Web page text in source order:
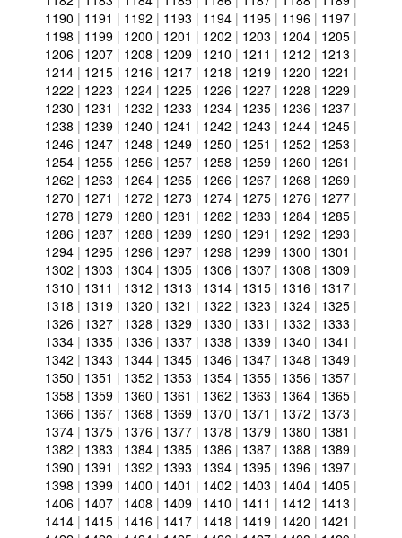
1190 | 1191 | 1192 | 1193 | 1194 | 1195 | 1196 | 1197 |
1198 | 1199 | 1200 | 1201 | 1202 | 1203 | 1204 | 1205 |
1206 | 1207 | 1208 | 1209 | 1210 | 1211 | 1212 | 1213 |
1214 | 1215 | 1216 | 1217 | 1218 | 1219 | 1220 | 1221 |
1222 | 1223 | 1224 | 1225 | 1226 | 1227 | 1228 | 1229 |
1230 | 1231 | 1232 | 1233 | 1234 | 1235 | 1236 | 1237 |
1238 | 1239 | 1240 | 1241 | 1242 | 1243 | 1244 | 1245 |
1246 | 1247 | 1248 | 1249 | 1250 | 1251 | 1252 | 1253 |
1254 | 1255 | 1256 | 1257 | 1258 | 1259 | 1260 | 1261 |
1262 | 1263 | 1264 | 1265 | 1266 | 1267 | 1268 | 1269 |
1270 | 1271 | 1272 | 1273 | 1274 | 1275 | 1276 | 1277 |
1278 | 1279 | 1280 | 1281 | 1282 | 1283 | 1284 | 1285 |
1286 | 1287 | 1288 | 1289 | 1290 | 1291 | 1292 | 1293 |
1294 | 1295 | 1296 | 1297 | 1298 | 1299 | 1300 | 1301 |
1302 | 1303 | 1304 | 1305 | 1306 | 1307 | 1308 | 1309 |
1310 | 1311 | 1312 | 1313 | 1314 | 1315 | 1316 | 1317 |
1318 | 1319 | 1320 | 1321 | 1322 | 1323 | 1324 | 1325 |
1326 | 1327 | 1328 | 1329 | 1330 | 1331 | 1332 | 1333 |
1334 | 1335 | 1336 | 1337 | 1338 | 1339 | 1340 | 1341 |
1342 | 1343 | 1344 | 1345 | 1346 | 1347 | 1348 | 1349 |
1350 | 1351 | 1352 | 1353 | 1354 | 1355 | 1356 | 1357 |
1358 | 1359 | 1360 | 1361 | 1362 | 1363 | 1364 | 1365 |
1366 | 1367 | 1368 | 1369 | 1370 | 1371 | 1372 | 1373 |
1374 | 1375 | 1376 | 1377 | 1378 | 1379 | 1380 | 1381 |
1382 | 1383 | 1384 | 1385 | 1386 | 1387 | 1388 | 1389 |
1390 | 1391 | 1392 | 1393 | 1394 | 1395 | 1396 | 1397 |
1398 | 1399 | 1400 | 1401 | 1402 | 1403 | 1404 | 1405 |
1406 | 1407 | 1408 | 1409 | 1410 | 1411 | 1412 | 1413 |
1414 | 1415 | 1416 | 1417 | 1418 | 1419 | 1420 | 1421 |